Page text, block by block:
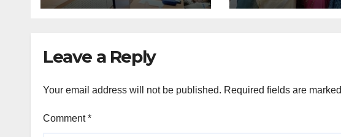
Leave a Reply
Your email address will not be published. Required fields are marked
Comment*